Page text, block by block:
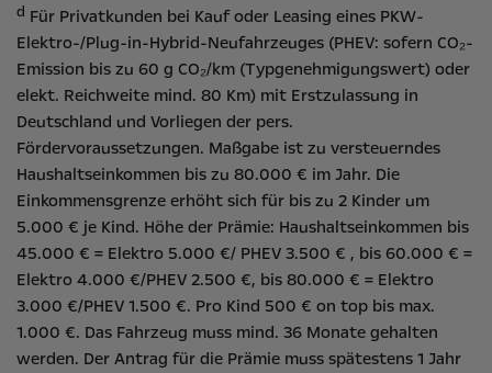
d Für Privatkunden bei Kauf oder Leasing eines PKW-
Elektro-/Plug-in-Hybrid-Neufahrzeuges (PHEV: sofern CO₂-
Emission bis zu 60 g CO₂/km (Typgenehmigungswert) oder
elekt. Reichweite mind. 80 Km) mit Erstzulassung in
Deutschland und Vorliegen der pers.
Fördervoraussetzungen. Maßgabe ist zu versteuerndes
Haushaltseinkommen bis zu 80.000 € im Jahr. Die
Einkommensgrenze erhöht sich für bis zu 2 Kinder um
5.000 € je Kind. Höhe der Prämie: Haushaltseinkommen bis
45.000 € = Elektro 5.000 €/ PHEV 3.500 € , bis 60.000 € =
Elektro 4.000 €/PHEV 2.500 €, bis 80.000 € = Elektro
3.000 €/PHEV 1.500 €. Pro Kind 500 € on top bis max.
1.000 €. Das Fahrzeug muss mind. 36 Monate gehalten
werden. Der Antrag für die Prämie muss spätestens 1 Jahr